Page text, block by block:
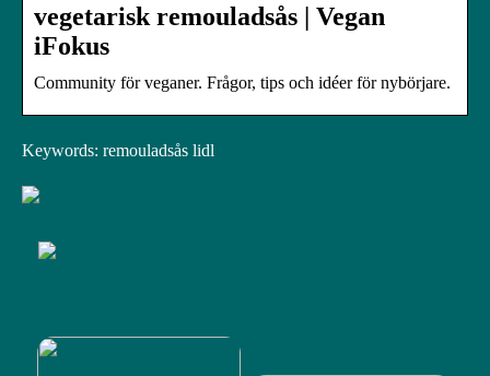
vegetarisk remouladsås | Vegan
iFokus
Community för veganer. Frågor, tips och idéer för nybörjare.
Keywords: remouladsås lidl